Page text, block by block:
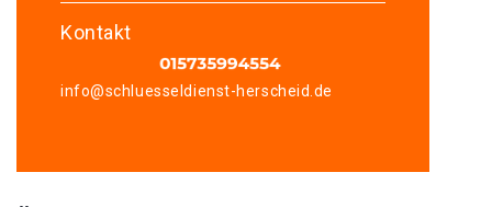
Kontakt
info@schluesseldienst-herscheid.de